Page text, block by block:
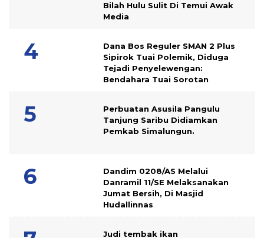
Bilah Hulu Sulit Di Temui Awak
Media
Dana Bos Reguler SMAN 2 Plus
Sipirok Tuai Polemik, Diduga
Tejadi Penyelewengan:
Bendahara Tuai Sorotan
Perbuatan Asusila Pangulu
Tanjung Saribu Didiamkan
Pemkab Simalungun.
Dandim 0208/AS Melalui
Danramil 11/SE Melaksanakan
Jumat Bersih, Di Masjid
Hudallinnas
Judi tembak ikan